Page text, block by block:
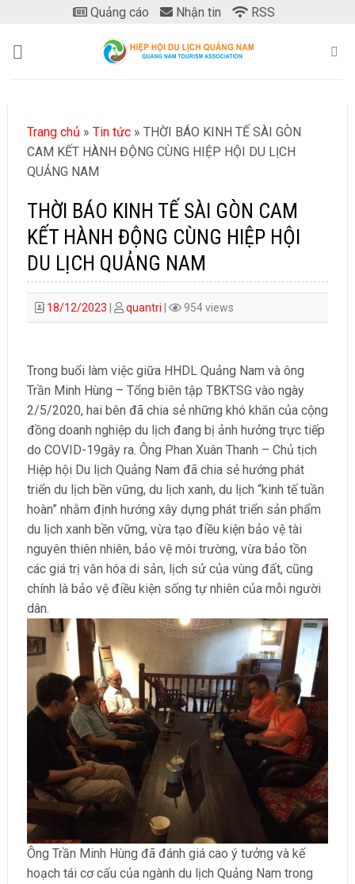
content
Quảng cáo Nhận tin RSS
Trang chủ » Tin tức» THỜI BÁO KINH TẾ SÀI GÒN
CAM KẾT HÀNH ĐỘNG CÙNG HIỆP HỘI DU LỊCH
QUẢNG NAM
THỜI BÁO KINH TẾ SÀI GÒN CAM
KẾT HÀNH ĐỘNG CÙNG HIỆP HỘI
DU LỊCH QUẢNG NAM
18/12/2023 quantri 954 views
Trong buổi làm việc giữa HHDL Quảng Nam và ông
Trần Minh Hùng – Tổng biên tập TBKTSG vào ngày
2/5/2020, hai bên đã chia sẻ những khó khăn của cộng
đồng doanh nghiệp du lịch đang bị ảnh hưởng trực tiếp
do COVID-19gây ra. Ông Phan Xuân Thanh – Chủ tịch
Hiệp hội Du lịch Quảng Nam đã chia sẻ hướng phát
triển du lịch bền vững, du lịch xanh, du lịch “kinh tế tuần
hoàn” nhằm định hướng xây dựng phát triển sản phẩm
du lịch xanh bền vững, vừa tạo điều kiện bảo vệ tài
nguyên thiên nhiên, bảo vệ môi trường, vừa bảo tồn
các giá trị văn hóa di sản, lịch sử của vùng đất, cũng
chính là bảo vệ điều kiện sống tự nhiên của mỗi người
dân.
Ông Trần Minh Hùng đã đánh giá cao ý tưởng và kế
hoạch tái cơ cấu của ngành du lịch Quảng Nam trong